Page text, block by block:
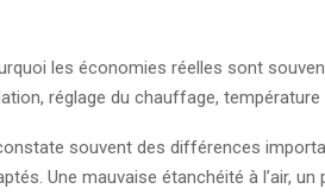
les économies réelles sont
réglage du chauffage,
souvent des différences
Une mauvaise étanchéité à l’air,